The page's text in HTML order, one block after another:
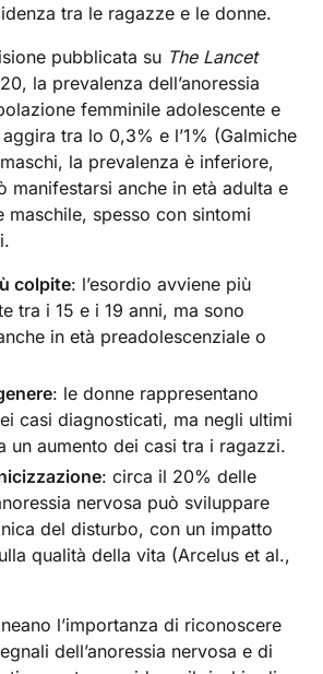
tra le ragazze e le donne.
pubblicata su The Lancet
la prevalenza dell’anoressia
femminile adolescente e
tra lo 0,3% e l’1% (Galmiche
la prevalenza è inferiore,
manifestarsi anche in età adulta e
maschile, spesso con sintomi
colpite: l’esordio avviene più
tra i 15 e i 19 anni, ma sono
in età preadolescenziale o
: le donne rappresentano
casi diagnosticati, ma negli ultimi
un aumento dei casi tra i ragazzi.
: circa il 20% delle
nervosa può sviluppare
del disturbo, con un impatto
qualità della vita (Arcelus et al.,
l’importanza di riconoscere
dell’anoressia nervosa e di